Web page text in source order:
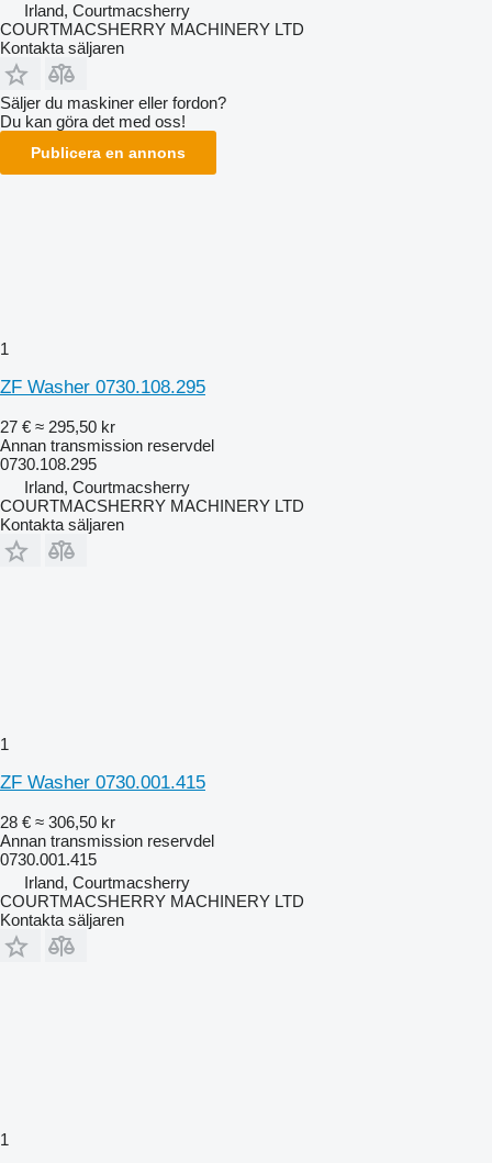
Irland, Courtmacsherry
COURTMACSHERRY MACHINERY LTD
Kontakta säljaren
Säljer du maskiner eller fordon?
Du kan göra det med oss!
Publicera en annons
1
ZF Washer 0730.108.295
27 € ≈ 295,50 kr
Annan transmission reservdel
0730.108.295
Irland, Courtmacsherry
COURTMACSHERRY MACHINERY LTD
Kontakta säljaren
1
ZF Washer 0730.001.415
28 € ≈ 306,50 kr
Annan transmission reservdel
0730.001.415
Irland, Courtmacsherry
COURTMACSHERRY MACHINERY LTD
Kontakta säljaren
1